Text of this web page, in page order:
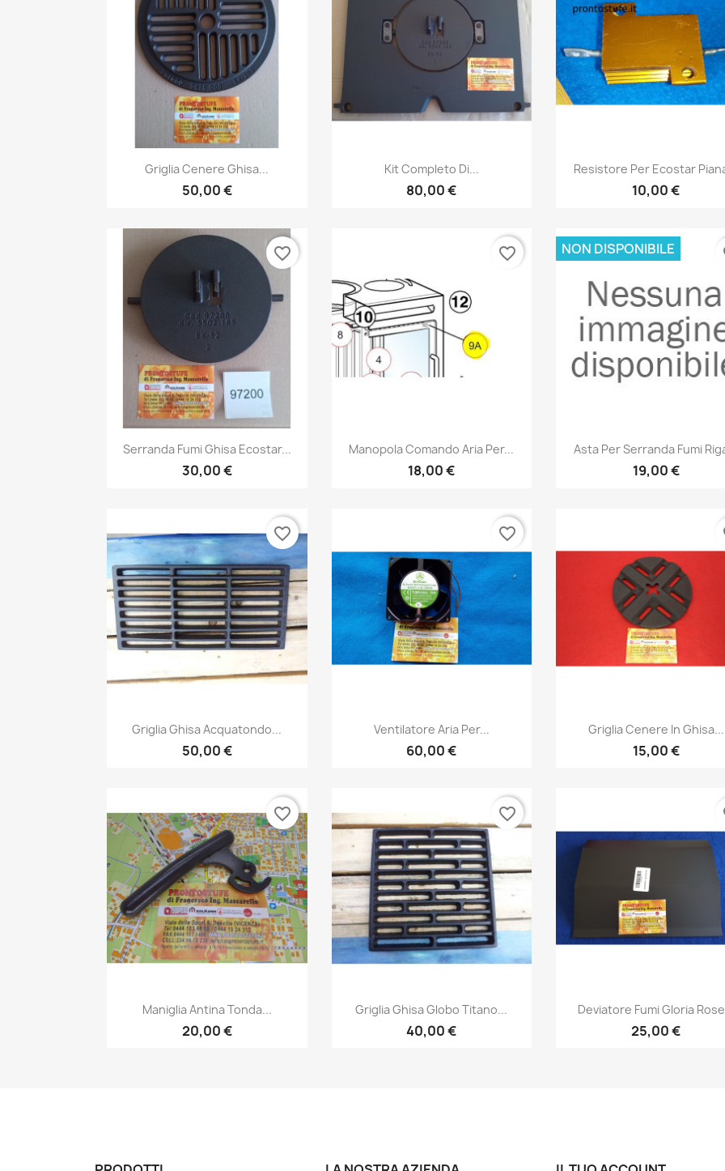
Anteprima
Griglia Cenere Ghisa...
50,00 €
Anteprima
Kit Completo Di...
80,00 €
Anteprima
Resistore Per Ecostar
10,00 €
Anteprima
Serranda Fumi Ghisa Ecostar...
30,00 €
favorite_border
Anteprima
Manopola Comando Aria Per...
18,00 €
favorite_border
Anteprima
Asta Per Serranda Fumi
19,00 €
NON DISPONIBILE
Anteprima
Griglia Ghisa Acquatondo...
50,00 €
favorite_border
Anteprima
Ventilatore Aria Per...
60,00 €
favorite_border
Anteprima
Griglia Cenere In Ghisa...
15,00 €
Anteprima
Maniglia Antina Tonda...
20,00 €
favorite_border
Anteprima
Griglia Ghisa Globo Titano...
40,00 €
favorite_border
 Anteprima
Deviatore Fumi Gloria
25,00 €